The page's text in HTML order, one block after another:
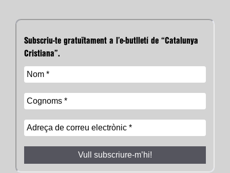
Subscriu-te gratuïtament a l’e-butlletí de “Catalunya
Cristiana”.